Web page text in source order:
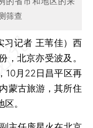
筛查
习记者 王苇佳） 西
，北京亦受波及。
10月22日昌平区再
蒙古旅游，其所住
。